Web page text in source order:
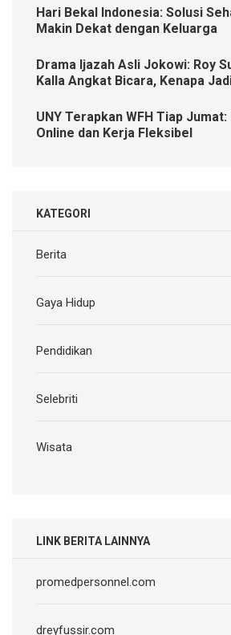
Hari Bekal Indonesia: Solusi
Makin Dekat dengan Keluarga
Drama Ijazah Asli Jokowi: Roy
Kalla Angkat Bicara, Kenapa
UNY Terapkan WFH Tiap
Online dan Kerja Fleksibel
KATEGORI
Berita
Gaya Hidup
Pendidikan
Selebriti
Wisata
LINK BERITA LAINNYA
promedpersonnel.com
dreyfussir.com